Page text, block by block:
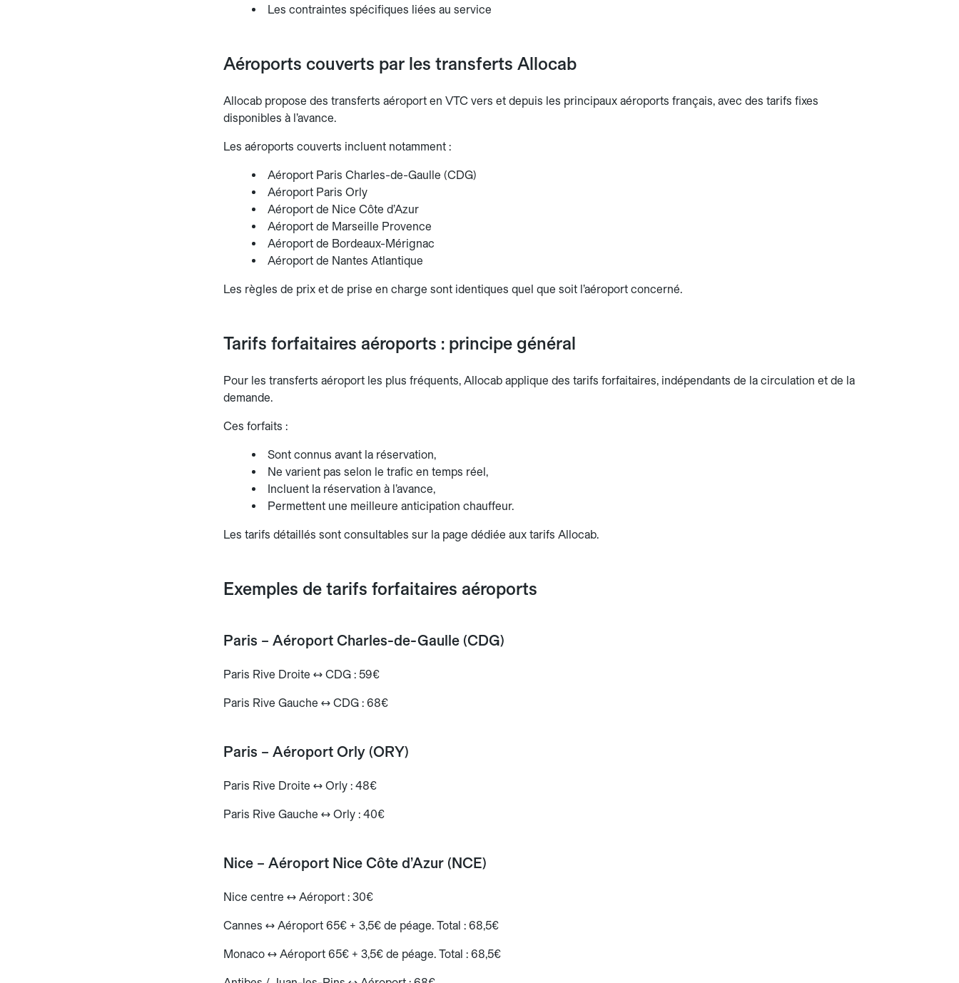
Les contraintes spécifiques liées au service
Aéroports couverts par les transferts Allocab
Allocab propose des transferts aéroport en VTC vers et depuis les principaux aéroports français, avec des tarifs fixes
disponibles à l’avance.
Les aéroports couverts incluent notamment :
Aéroport Paris Charles-de-Gaulle (CDG)
Aéroport Paris Orly
Aéroport de Nice Côte d’Azur
Aéroport de Marseille Provence
Aéroport de Bordeaux-Mérignac
Aéroport de Nantes Atlantique
Les règles de prix et de prise en charge sont identiques quel que soit l’aéroport concerné.
Tarifs forfaitaires aéroports : principe général
Pour les transferts aéroport les plus fréquents, Allocab applique des tarifs forfaitaires, indépendants de la circulation et de la
demande.
Ces forfaits :
Sont connus avant la réservation,
Ne varient pas selon le trafic en temps réel,
Incluent la réservation à l’avance,
Permettent une meilleure anticipation chauffeur.
Les tarifs détaillés sont consultables sur la page dédiée aux tarifs Allocab.
Exemples de tarifs forfaitaires aéroports
Paris – Aéroport Charles-de-Gaulle (CDG)
Paris Rive Droite ↔ CDG : 59€
Paris Rive Gauche ↔ CDG : 68€
Paris – Aéroport Orly (ORY)
Paris Rive Droite ↔ Orly : 48€
Paris Rive Gauche ↔ Orly : 40€
Nice – Aéroport Nice Côte d’Azur (NCE)
Nice centre ↔ Aéroport : 30€
Cannes ↔ Aéroport 65€ + 3,5€ de péage. Total : 68,5€
Monaco ↔ Aéroport 65€ + 3,5€ de péage. Total : 68,5€